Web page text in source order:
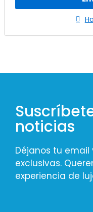
noticias
Déjanos tu
exclusivas.
experiencia de